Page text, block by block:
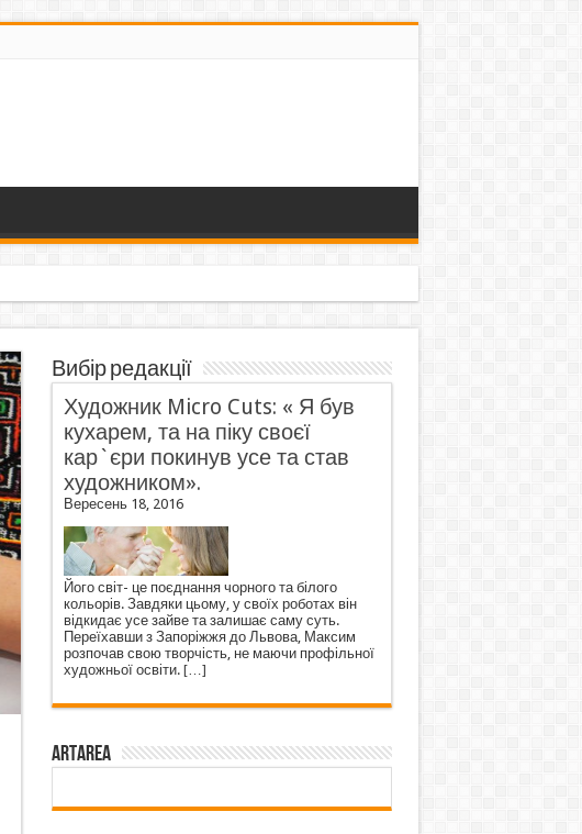
Вибір редакції
Художник Micro Cuts: « Я був
кухарем, та на піку своєї
кар`єри покинув усе та став
художником».
Вересень 18, 2016
Його світ- це поєднання чорного та білого
кольорів. Завдяки цьому, у своїх роботах він
відкидає усе зайве та залишає саму суть.
Переїхавши з Запоріжжя до Львова, Максим
розпочав свою творчість, не маючи профільної
художньої освіти. […]
ArtArea